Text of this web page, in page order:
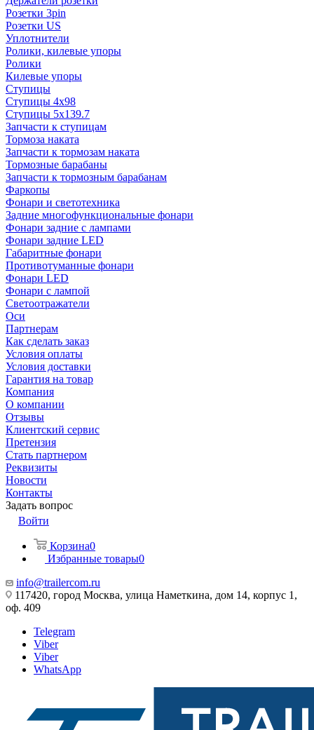
Розетки 3pin
Розетки US
Уплотнители
Ролики, килевые упоры
Ролики
Килевые упоры
Ступицы
Ступицы 4x98
Ступицы 5x139.7
Запчасти к ступицам
Тормоза наката
Запчасти к тормозам наката
Тормозные барабаны
Запчасти к тормозным барабанам
Фаркопы
Фонари и светотехника
Задние многофункциональные фонари
Фонари задние с лампами
Фонари задние LED
Габаритные фонари
Противотуманные фонари
Фонари LED
Фонари с лампой
Светоотражатели
Оси
Партнерам
Как сделать заказ
Условия оплаты
Условия доставки
Гарантия на товар
Компания
О компании
Отзывы
Клиентский сервис
Претензия
Стать партнером
Реквизиты
Новости
Контакты
Задать вопрос
Войти
Корзина0
Избранные товары0
info@trailercom.ru
117420, город Москва, улица Наметкина, дом 14, корпус 1,
оф. 409
Telegram
Viber
Viber
WhatsApp